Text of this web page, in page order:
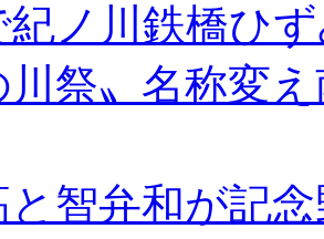
紀ノ川鉄橋ひ
川祭〟名称変
と智弁和が記